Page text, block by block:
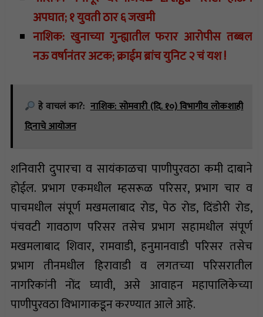
अपघात; १ युवती ठार ६ जखमी
नाशिक: खुनाच्या गुन्ह्यातील फरार आरोपीस तब्बल
नऊ वर्षानंतर अटक; क्राईम ब्रांच युनिट २ चं यश !
हे वाचलं का?: नाशिक: सोमवारी (दि. १०) विभागीय लोकशाही
दिनाचे आयोजन
शनिवारी दुपारचा व सायंकाळचा पाणीपुरवठा कमी दाबाने
होईल. प्रभाग एकमधील म्हसरूळ परिसर, प्रभाग चार व
पाचमधील संपूर्ण मखमलाबाद रोड, पेठ रोड, दिंडोरी रोड,
पंचवटी गावठाण परिसर तसेच प्रभाग सहामधील संपूर्ण
मखमलाबाद शिवार, रामवाडी, हनुमानवाडी परिसर तसेच
प्रभाग तीनमधील हिरावाडी व लगतच्या परिसरातील
नागरिकांनी नोंद घ्यावी, असे आवाहन महापालिकेच्या
पाणीपुरवठा विभागाकडून करण्यात आले आहे.